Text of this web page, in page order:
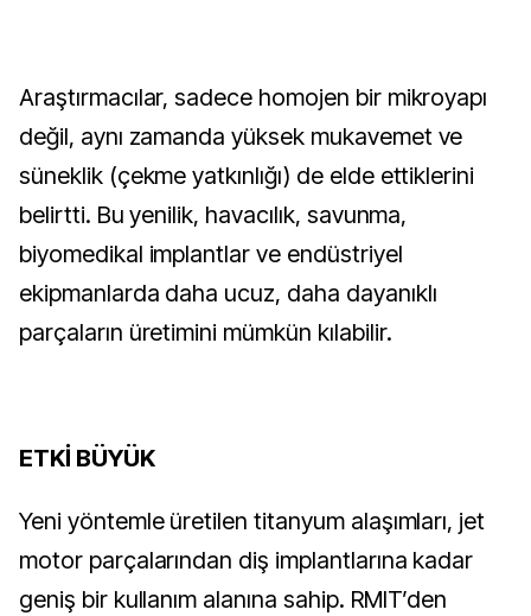
Araştırmacılar, sadece homojen bir mikroyapı
değil, aynı zamanda yüksek mukavemet ve
süneklik (çekme yatkınlığı) de elde ettiklerini
belirtti. Bu yenilik, havacılık, savunma,
biyomedikal implantlar ve endüstriyel
ekipmanlarda daha ucuz, daha dayanıklı
parçaların üretimini mümkün kılabilir.
ETKİ BÜYÜK
Yeni yöntemle üretilen titanyum alaşımları, jet
motor parçalarından diş implantlarına kadar
geniş bir kullanım alanına sahip. RMIT’den